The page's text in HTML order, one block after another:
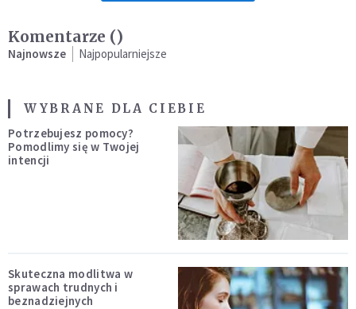
Komentarze ()
Najnowsze Najpopularniejsze
WYBRANE DLA CIEBIE
Potrzebujesz pomocy?
Pomodlimy się w Twojej
intencji
Skuteczna modlitwa w
sprawach trudnych i
beznadziejnych